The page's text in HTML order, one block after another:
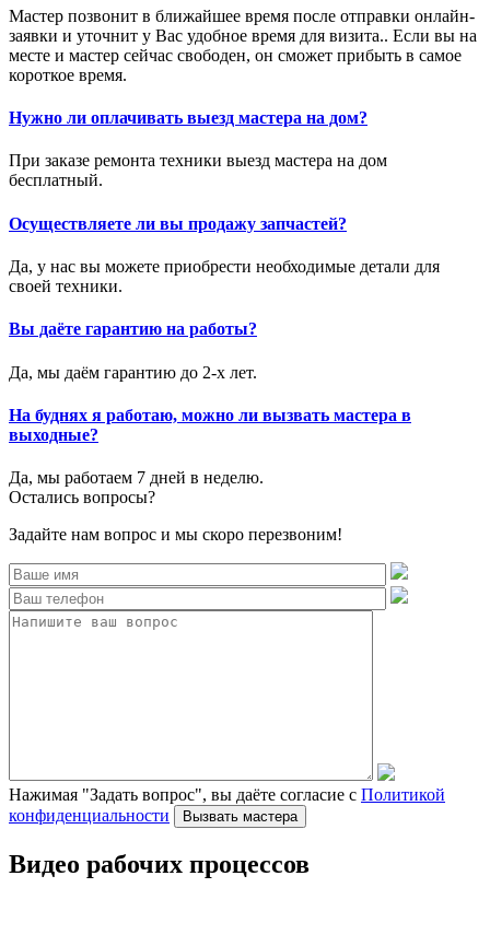
Мастер позвонит в ближайшее время после отправки онлайн-
заявки и уточнит у Вас удобное время для визита.. Если вы на
месте и мастер сейчас свободен, он сможет прибыть в самое
короткое время.
Нужно ли оплачивать выезд мастера на дом?
При заказе ремонта техники выезд мастера на дом
бесплатный.
Осуществляете ли вы продажу запчастей?
Да, у нас вы можете приобрести необходимые детали для
своей техники.
Вы даёте гарантию на работы?
Да, мы даём гарантию до 2-х лет.
На буднях я работаю, можно ли вызвать мастера в
выходные?
Да, мы работаем 7 дней в неделю.
Остались вопросы?
Задайте нам вопрос и мы скоро перезвоним!
Нажимая "Задать вопрос", вы даёте согласие с Политикой
конфиденциальности
Видео рабочих процессов